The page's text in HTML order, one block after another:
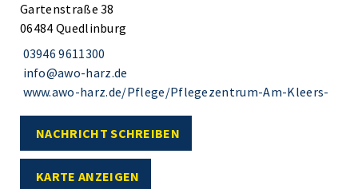
Gartenstraße 38
06484 Quedlinburg
03946 9611300
info@awo-harz.de
www.awo-harz.de/Pflege/Pflegezentrum-Am-Kleers-
NACHRICHT SCHREIBEN
KARTE ANZEIGEN